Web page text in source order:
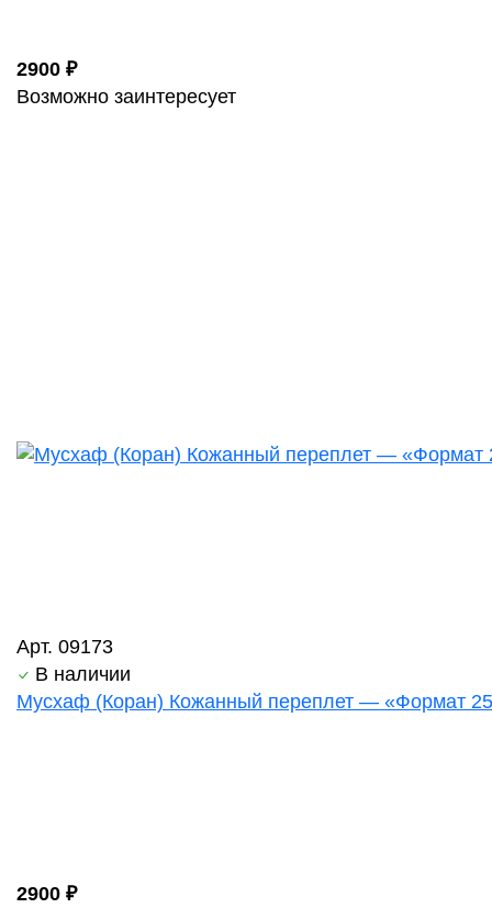
2900 ₽
Возможно заинтересует
Арт. 09173
В наличии
Мусхаф (Коран) Кожанный переплет — «Формат
2900 ₽